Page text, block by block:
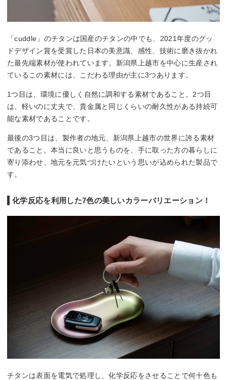
「cuddle」のチタンは国産のチタンの中でも、2021年度のグッ
ドデザイン賞を受賞した日本の美意識、感性、技術に磨き抜かれ
た最先端素材が使われています。新潟県上越市を中心に生産され
ているこの素材には、こだわる理由が主に3つあります。
1つ目は、環境に優しく自然に調和する素材であること。2つ目
は、軽いのに丈夫で、貴金属と同じくらいの耐久性がある持続可
能な素材であることです。
最後の3つ目は、製作者の地元、新潟県上越市の世界に誇る素材
であること。本当に良いと思うものを、手に取った方の暮らしに
寄り添わせ、地元を元気づけたいという思いが込められた製品で
す。
化学反応を利用した7色の美しいカラーバリエーション！
チタンは表面を電気で処理し、化学反応をさせることで何十色も